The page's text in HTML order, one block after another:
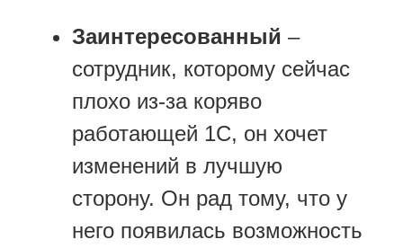
Заинтересованный –
сотрудник, которому сейчас
плохо из-за коряво
работающей 1С, он хочет
изменений в лучшую
сторону. Он рад тому, что у
него появилась возможность